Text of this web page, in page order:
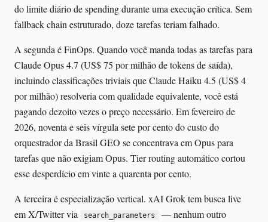
do limite diário de spending durante uma execução crítica. Sem
fallback chain estruturado, doze tarefas teriam falhado.
A segunda é FinOps. Quando você manda todas as tarefas para
Claude Opus 4.7 (US$ 75 por milhão de tokens de saída),
incluindo classificações triviais que Claude Haiku 4.5 (US$ 4
por milhão) resolveria com qualidade equivalente, você está
pagando dezoito vezes o preço necessário. Em fevereiro de
2026, noventa e seis vírgula sete por cento do custo do
orquestrador da Brasil GEO se concentrava em Opus para
tarefas que não exigiam Opus. Tier routing automático cortou
esse desperdício em vinte a quarenta por cento.
A terceira é especialização vertical. xAI Grok tem busca live
em X/Twitter via
search_parameters
— nenhum outro